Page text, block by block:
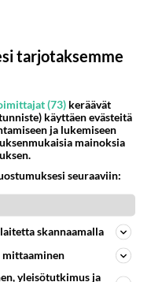
Uutta Vuotta
omat
Ei vastauksia
0 595
tarjotaksemme
(73) keräävät
käyttäen evästeitä
ja lukemiseen
mainoksia
seuraaviin:
skannaamalla
mittaaminen
yleisötutkimus ja